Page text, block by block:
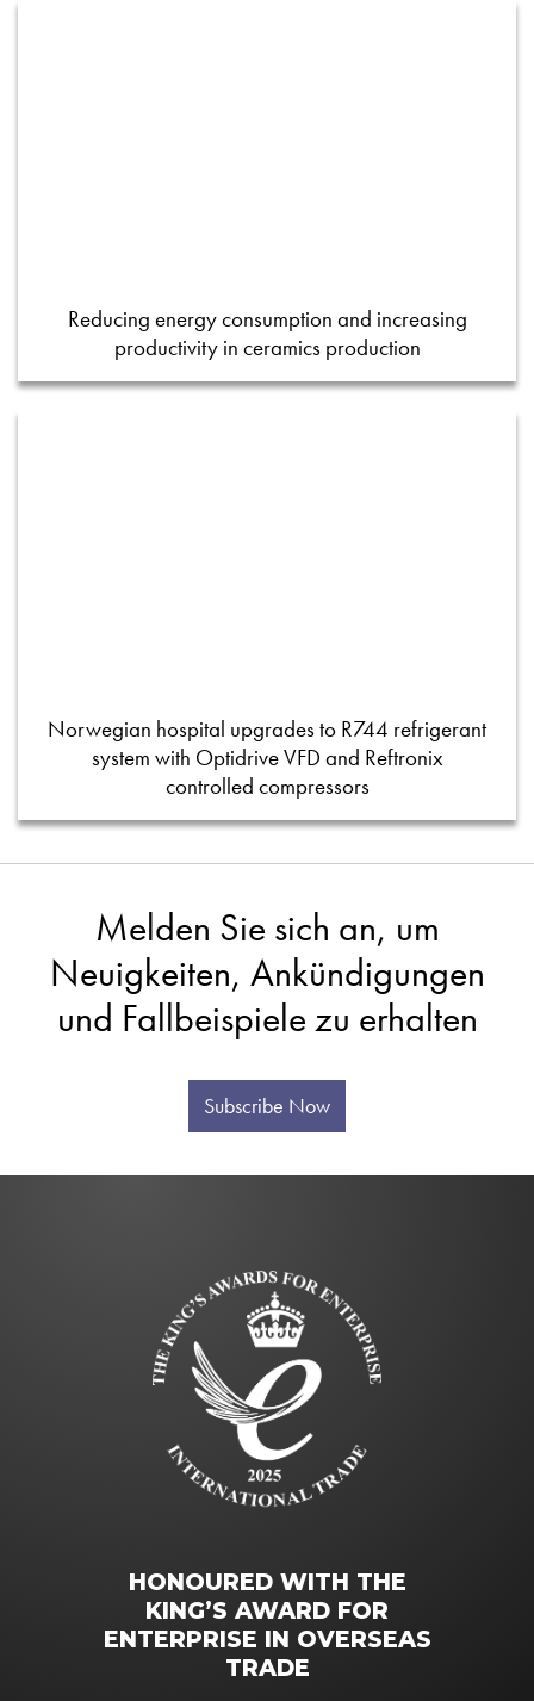
Reducing energy consumption and increasing
productivity in ceramics production
Norwegian hospital upgrades to R744 refrigerant
system with Optidrive VFD and Reftronix
controlled compressors
Melden Sie sich an, um
Neuigkeiten, Ankündigungen
und Fallbeispiele zu erhalten
Subscribe Now
HONOURED WITH THE
KING’S AWARD FOR
ENTERPRISE IN OVERSEAS
TRADE